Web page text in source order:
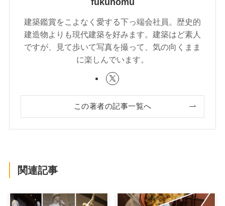
建築鑑賞をこよなく愛する下っ端会社員。歴史的
建造物よりも現代建築を好みます。建築はど素人
ですが、見て歩いて写真を撮って、気の向くまま
に楽しんでいます。
この著者の記事一覧へ
関連記事